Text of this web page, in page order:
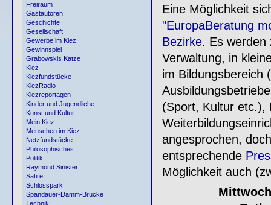
Freiraum
Gastautoren
Geschichte
Gesellschaft
Gewerbe im Kiez
Gewinnspiel
Grabowskis Katze
Kiez
Kiezfundstücke
KiezRadio
Kiezreportagen
Kinder und Jugendliche
Kunst und Kultur
Mein Kiez
Menschen im Kiez
Netzfundstücke
Philosophisches
Politik
Raymond Sinister
Satire
Schlosspark
Spandauer-Damm-Brücke
Technik
Eine Möglichkeit
"EuropaBeratung
Bezirke. Es werden
Verwaltung, in
im Bildungsbereich
(Sport, Kultur etc.),
angesprochen,
entsprechende
Möglichkeit auch